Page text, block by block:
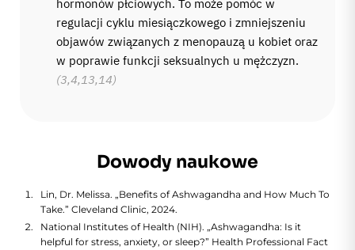
hormonów płciowych. To może pomóc w
regulacji cyklu miesiączkowego i zmniejszeniu
objawów związanych z menopauzą u kobiet oraz
w poprawie funkcji seksualnych u mężczyzn.
(3,4,13,14)
Dowody naukowe
Lin, Dr. Melissa. „Benefits of Ashwagandha and How Much To
Take.” Cleveland Clinic, 2024.
National Institutes of Health (NIH). „Ashwagandha: Is it
helpful for stress, anxiety, or sleep?” Health Professional Fact